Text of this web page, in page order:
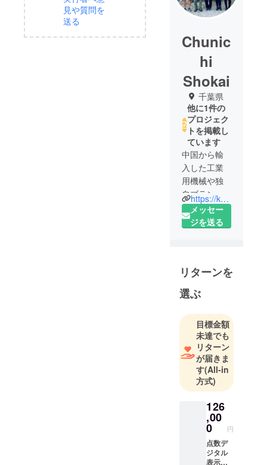
見や質問を
送る
Chunic
hi
Shokai
千葉県
他に1件の
プロジェク
トを掲載し
ています
中国から輸
入した工業
用機械や独
自ブランド
(SELECT
BIKE)の自転
販を主に手
掛けていま
す。痒い所
に手が届く
商品に改良
すべく、国
内スタッフ
に加え、現
地スタッフ
がオンライ
ンで協力し
て、オリジ
ナル商品を
増やせるよ
うに日々頑
https://koguya.com/
メッセー
ジを送る
リターンを
選ぶ
目標金額
未達でも
リターン
が届きま
す(All-in
方式)
126
,00
0 円
点数デ
ジタル
表示機